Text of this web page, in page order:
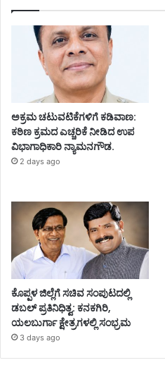
ಅಕ್ರಮ ಚಟುವಟಿಕೆಗಳಿಗೆ ಕಡಿವಾಣ:
ಕಠಿಣ ಕ್ರಮದ ಎಚ್ಚರಿಕೆ ನೀಡಿದ ಉಪ
ವಿಭಾಗಾಧಿಕಾರಿ ನ್ಯಾಮನಗೌಡ.
2 days ago
ಕೊಪ್ಪಳ ಜಿಲ್ಲೆಗೆ ಸಚಿವ ಸಂಪುಟದಲ್ಲಿ
ಡಬಲ್ ಪ್ರತಿನಿಧಿತ್ವ: ಕನಕಗಿರಿ,
ಯಲಬುರ್ಗಾ ಕ್ಷೇತ್ರಗಳಲ್ಲಿ ಸಂಭ್ರಮ
3 days ago